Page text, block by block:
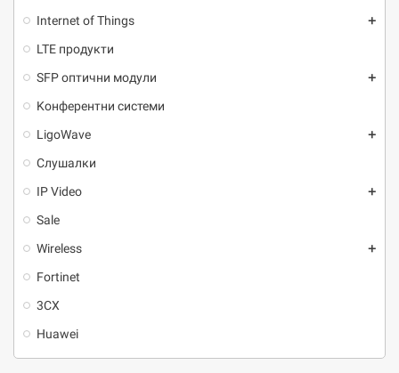
Internet of Things add
LTE продукти
SFP оптични модули
add
Kонферентни системи
LigoWave
add
Слушалки
IP Video
add
Sale
Wireless
add
Fortinet
3CX
Huawei